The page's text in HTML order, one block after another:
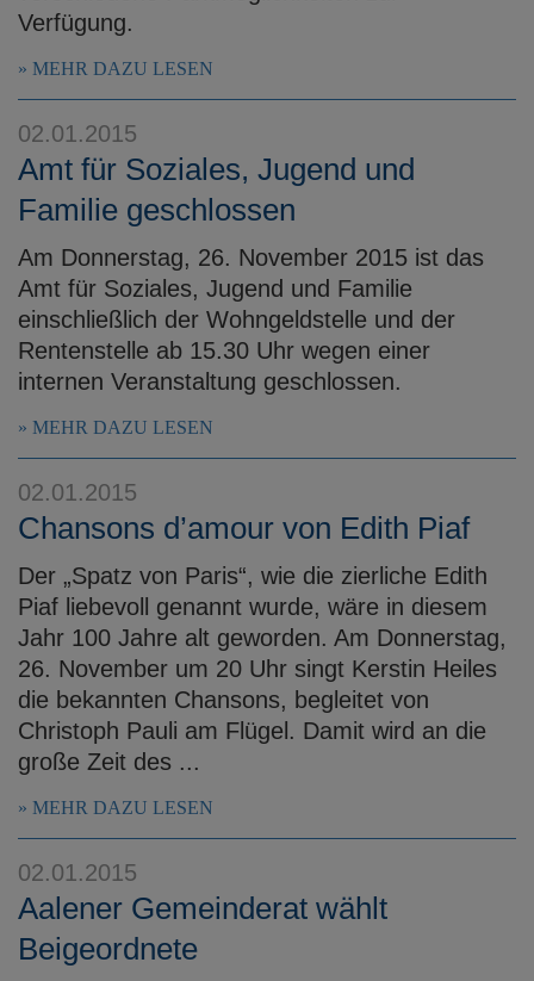
Verfügung.
MEHR DAZU LESEN
02.01.2015
Amt für Soziales, Jugend und
Familie geschlossen
Am Donnerstag, 26. November 2015 ist das
Amt für Soziales, Jugend und Familie
einschließlich der Wohngeldstelle und der
Rentenstelle ab 15.30 Uhr wegen einer
internen Veranstaltung geschlossen.
MEHR DAZU LESEN
02.01.2015
Chansons d’amour von Edith Piaf
Der „Spatz von Paris“, wie die zierliche Edith
Piaf liebevoll genannt wurde, wäre in diesem
Jahr 100 Jahre alt geworden. Am Donnerstag,
26. November um 20 Uhr singt Kerstin Heiles
die bekannten Chansons, begleitet von
Christoph Pauli am Flügel. Damit wird an die
große Zeit des ...
MEHR DAZU LESEN
02.01.2015
Aalener Gemeinderat wählt
Beigeordnete